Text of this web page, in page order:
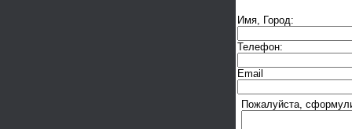
Имя, Город:
Телефон:
Email
Пожалуйста,